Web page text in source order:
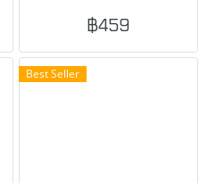
กล่อง บรรขุ 8 แผ่น/กล่อง/1.44
ตารางเมตร กระเบื้องตกแต่ง
ผนังภายนอก-ในอาคาร
฿459
Best Seller